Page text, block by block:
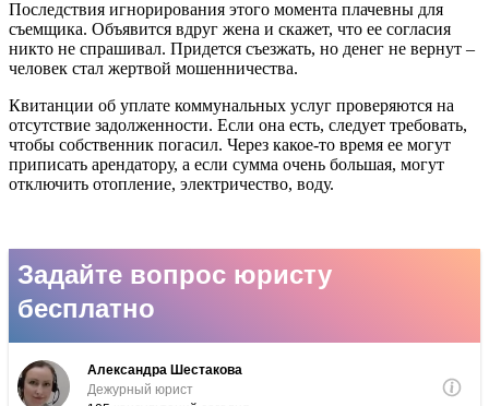
Последствия игнорирования этого момента плачевны для
съемщика. Объявится вдруг жена и скажет, что ее согласия
никто не спрашивал. Придется съезжать, но денег не вернут –
человек стал жертвой мошенничества.
Квитанции об уплате коммунальных услуг проверяются на
отсутствие задолженности. Если она есть, следует требовать,
чтобы собственник погасил. Через какое-то время ее могут
приписать арендатору, а если сумма очень большая, могут
отключить отопление, электричество, воду.